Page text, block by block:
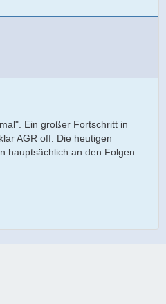
Ein großer Fortschritt in
AGR off. Die heutigen
hauptsächlich an den Folgen